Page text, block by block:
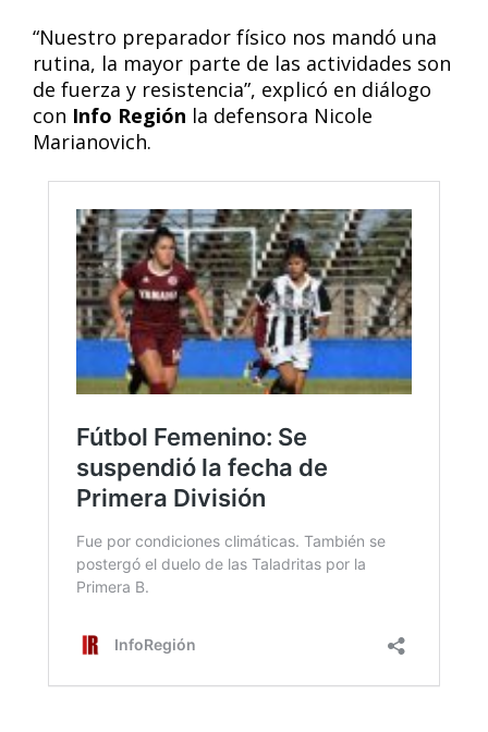
“Nuestro preparador físico nos mandó una
rutina, la mayor parte de las actividades son
de fuerza y resistencia”, explicó en diálogo
con Info Región la defensora Nicole
Marianovich.